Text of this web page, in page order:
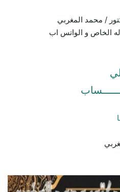
/ محمد المغربي
الخاص و الواتس اب